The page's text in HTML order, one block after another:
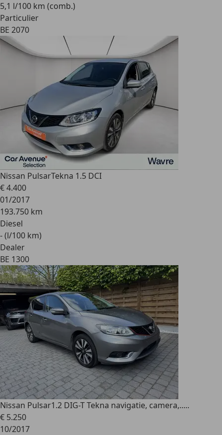
5,1 l/100 km (comb.)
Particulier
BE 2070
Nissan PulsarTekna 1.5 DCI
€ 4.400
01/2017
193.750 km
Diesel
- (l/100 km)
Dealer
BE 1300
Nissan Pulsar1.2 DIG-T Tekna navigatie, camera,.....
€ 5.250
10/2017